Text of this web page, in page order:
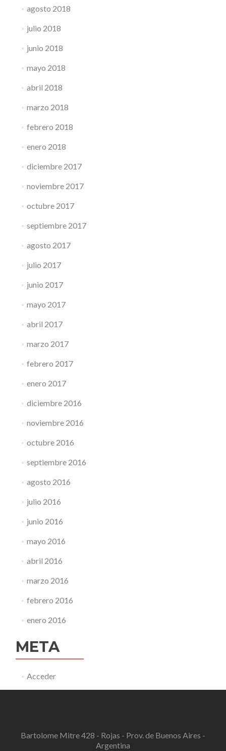
agosto 2018
julio 2018
junio 2018
mayo 2018
abril 2018
marzo 2018
febrero 2018
enero 2018
diciembre 2017
noviembre 2017
octubre 2017
septiembre 2017
agosto 2017
julio 2017
junio 2017
mayo 2017
abril 2017
marzo 2017
febrero 2017
enero 2017
diciembre 2016
noviembre 2016
octubre 2016
septiembre 2016
agosto 2016
julio 2016
junio 2016
mayo 2016
abril 2016
marzo 2016
febrero 2016
enero 2016
META
Acceder
Bartolome Mitre 428 - Rojas - Prov. de Buenos Aires -
Argentina